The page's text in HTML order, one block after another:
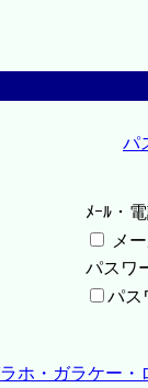
パ
ﾒｰﾙ・
メ
パスワ
パス
ホ・ガラケー・